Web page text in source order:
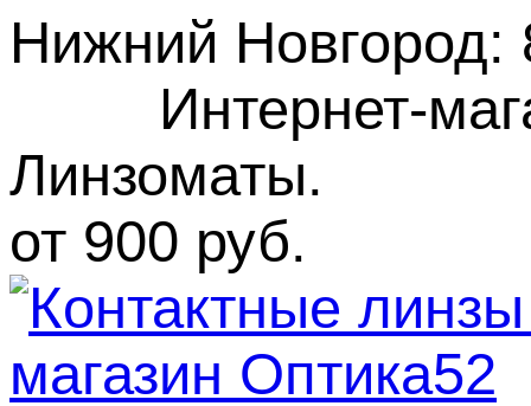
Нижний Новгород:
Интернет-
Линзоматы.
от 900 руб.